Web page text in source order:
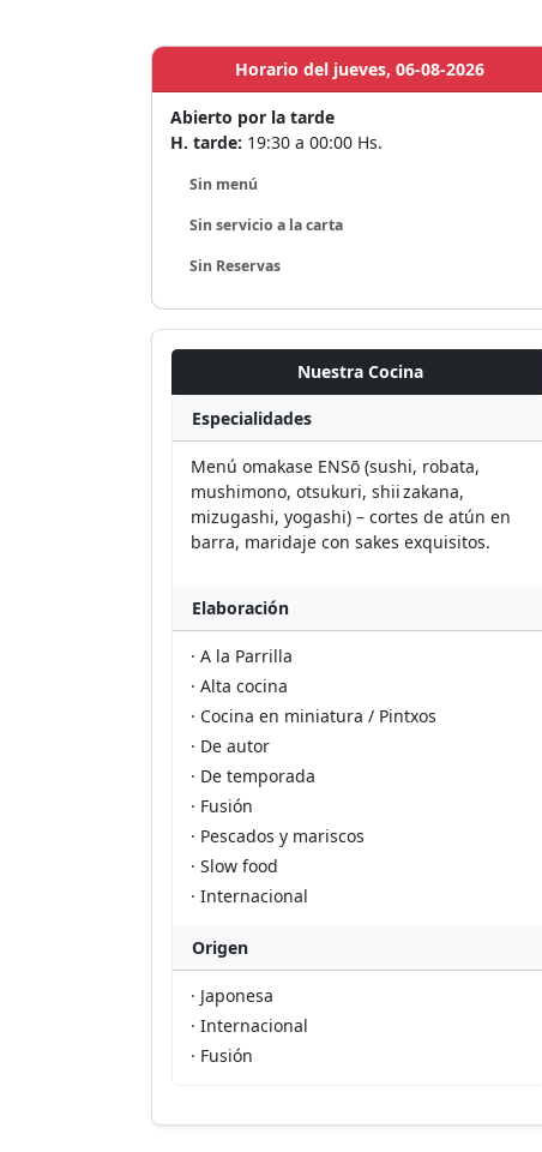
Horario del jueves, 06-08-2026
Abierto por la tarde
H. tarde: 19:30 a 00:00 Hs.
Sin menú
Sin servicio a la carta
Sin Reservas
Nuestra Cocina
Especialidades
Menú omakase ENSō (sushi, robata,
mushimono, otsukuri, shii zakana,
mizugashi, yogashi) – cortes de atún en
barra, maridaje con sakes exquisitos.
Elaboración
· A la Parrilla
· Alta cocina
· Cocina en miniatura / Pintxos
· De autor
· De temporada
· Fusión
· Pescados y mariscos
· Slow food
· Internacional
Origen
· Japonesa
· Internacional
· Fusión